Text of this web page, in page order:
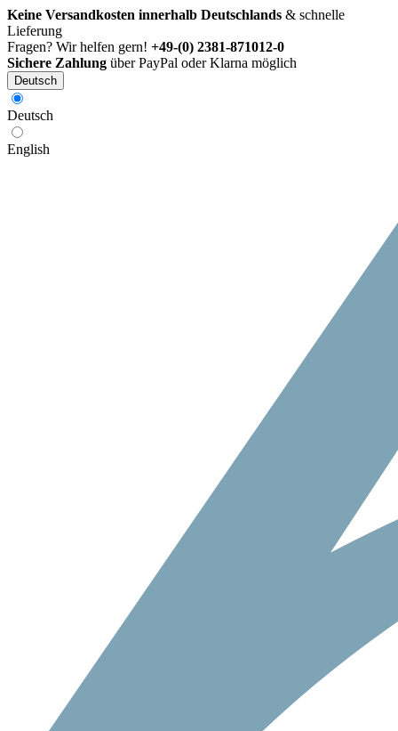
Keine Versandkosten innerhalb Deutschlands & schnelle
Lieferung
Fragen? Wir helfen gern! +49-(0) 2381-871012-0
Sichere Zahlung über PayPal oder Klarna möglich
Deutsch
Deutsch
English